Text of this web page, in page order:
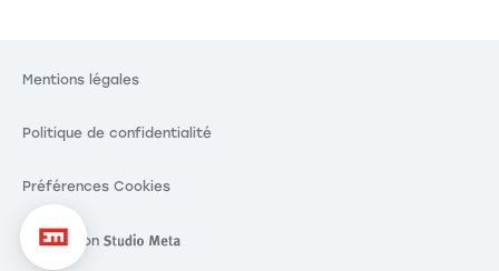
Mentions légales
Politique de confidentialité
Préférences Cookies
Réalisation